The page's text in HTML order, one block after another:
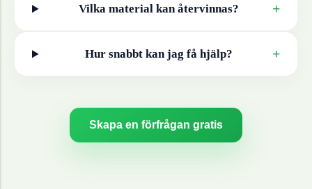
Vilka material kan återvinnas? +
Hur snabbt kan jag få hjälp? +
Skapa en förfrågan gratis